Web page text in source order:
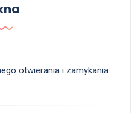
otwierania i zamykania: